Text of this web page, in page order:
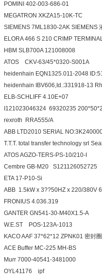
POMINI 402-003-686-01
MEGATRON XKZA15-10K-TC
SIEMENS 7ML1830-2AK SIEMENS
ELORA 466 S 210 CRIMP
HBM SLB700A 121008008
ATOS CKV-63/45*0320-S001A
heidenhain EQN1325.011-2048
heidenhain IBV606,Id.:331918-13
ELB-SCHLIFF 4.10E+07
I121023046324 69320235
rexroth RRA555/A
ABB LTD2010 SERIAL
T.T.T. total transfer technology srl
ATOS AGZO-TERS-PS-10/210-I
Cembre GB-M20 S121126052725
ETA 17-P10-Si
ABB 1.5kW x 3??50HZ x 220/380V
FRONIUS 4.036.319
GANTER GN541-30-M40X1.5-A
W.E.ST POS-123A-1013
KACO AAF 37*62*12 ZPNK01 密封圈
ACE Buffer MC-225 MH-BS
Murr 7000-40541-3481000
OYL41176 ipf